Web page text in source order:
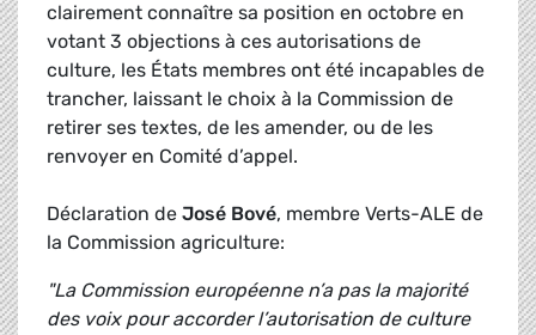
clairement connaître sa position en octobre en
votant 3 objections à ces autorisations de
culture, les États membres ont été incapables de
trancher, laissant le choix à la Commission de
retirer ses textes, de les amender, ou de les
renvoyer en Comité d’appel.
Déclaration de José Bové, membre Verts-ALE de
la Commission agriculture:
"La Commission européenne n’a pas la majorité
des voix pour accorder l’autorisation de culture